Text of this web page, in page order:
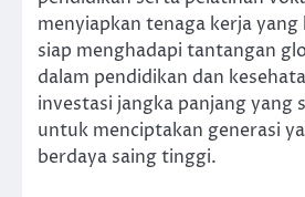
menyiapkan tenaga kerja
siap menghadapi tantangan
dalam pendidikan dan
investasi jangka panjang yang
untuk menciptakan generasi
berdaya saing tinggi.